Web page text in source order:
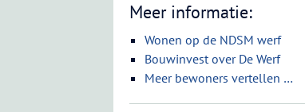
Meer informatie:
Wonen op de NDSM werf
Bouwinvest over De Werf
Meer bewoners vertellen …